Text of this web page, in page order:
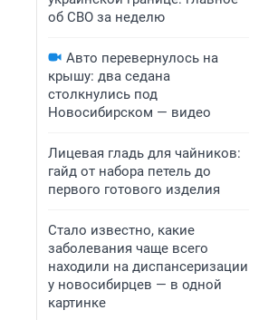
об СВО за неделю
Авто перевернулось на
крышу: два седана
столкнулись под
Новосибирском — видео
Лицевая гладь для чайников:
гайд от набора петель до
первого готового изделия
Стало известно, какие
заболевания чаще всего
находили на диспансеризации
у новосибирцев — в одной
картинке